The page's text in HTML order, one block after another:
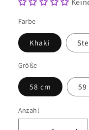
Farbe
Khaki
Größe
58 cm 59
Anzahl
Anzahl